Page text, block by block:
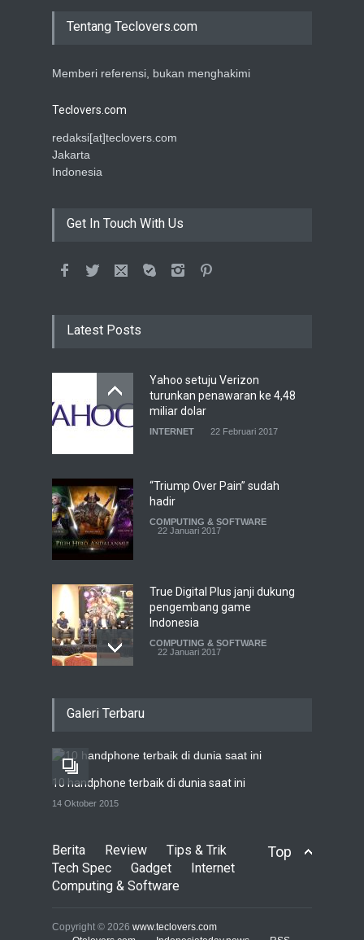
Tentang Teclovers.com
Memberi referensi, bukan menghakimi
Teclovers.com
redaksi[at]teclovers.com
Jakarta
Indonesia
Get In Touch With Us
Latest Posts
Yahoo setuju Verizon
turunkan penawaran ke 4,48
miliar dolar
INTERNET 22 Februari 2017
“Triump Over Pain” sudah
hadir
COMPUTING & SOFTWARE
22 Januari 2017
True Digital Plus janji dukung
pengembang game
Indonesia
COMPUTING & SOFTWARE
22 Januari 2017
22 Januari 2017
TECH SPEC 8 Januari 2017
serangan siber 2017 kian
Galeri Terbaru
10 handphone terbaik di dunia saat ini
14 Oktober 2015
Top
Berita Review
Tips & Trik
Tech Spec
Gadget
Internet
Computing & Software
Copyright © 2026 www.teclovers.com